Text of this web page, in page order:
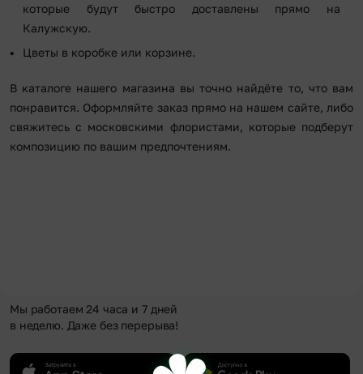
которые будут быстро доставлены прямо на
Калужскую.
Цветы в коробке или корзине.
В каталоге нашего магазина вы точно найдёте то, что вам
понравится. Оформляйте заказ прямо на нашем сайте, либо
свяжитесь с московскими флористами, которые подберут
композицию по вашим предпочтениям.
Мы работаем 24 часа и 7 дней
в неделю. Даже без перерыва!